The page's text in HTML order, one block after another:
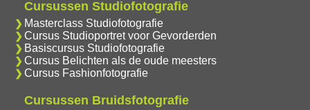
Cursussen Studiofotografie
Masterclass Studiofotografie
Cursus Studioportret voor Gevorderden
Basiscursus Studiofotografie
Cursus Belichten als de oude meesters
Cursus Fashionfotografie
Cursussen Bruidsfotografie